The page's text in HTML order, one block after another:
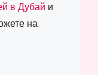
в Дубай и
на